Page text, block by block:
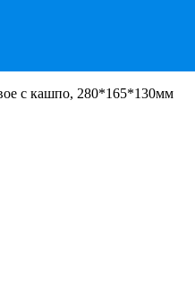
с кашпо, 280*165*130мм